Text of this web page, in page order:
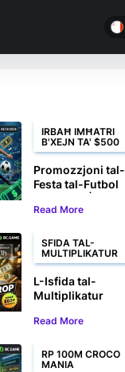
IRBAĦ IMĦATRI
B'XEJN TA' $500
Promozzjoni tal-
Festa tal-Futbol
u Irbaħ Sa $500
Read More
SFIDA TAL-
MULTIPLIKATUR
L-Isfida tal-
Multiplikatur
BC.GAME | Irbaħ
Premjijiet fi Flus
Read More
RP 100M CROCO
MANIA